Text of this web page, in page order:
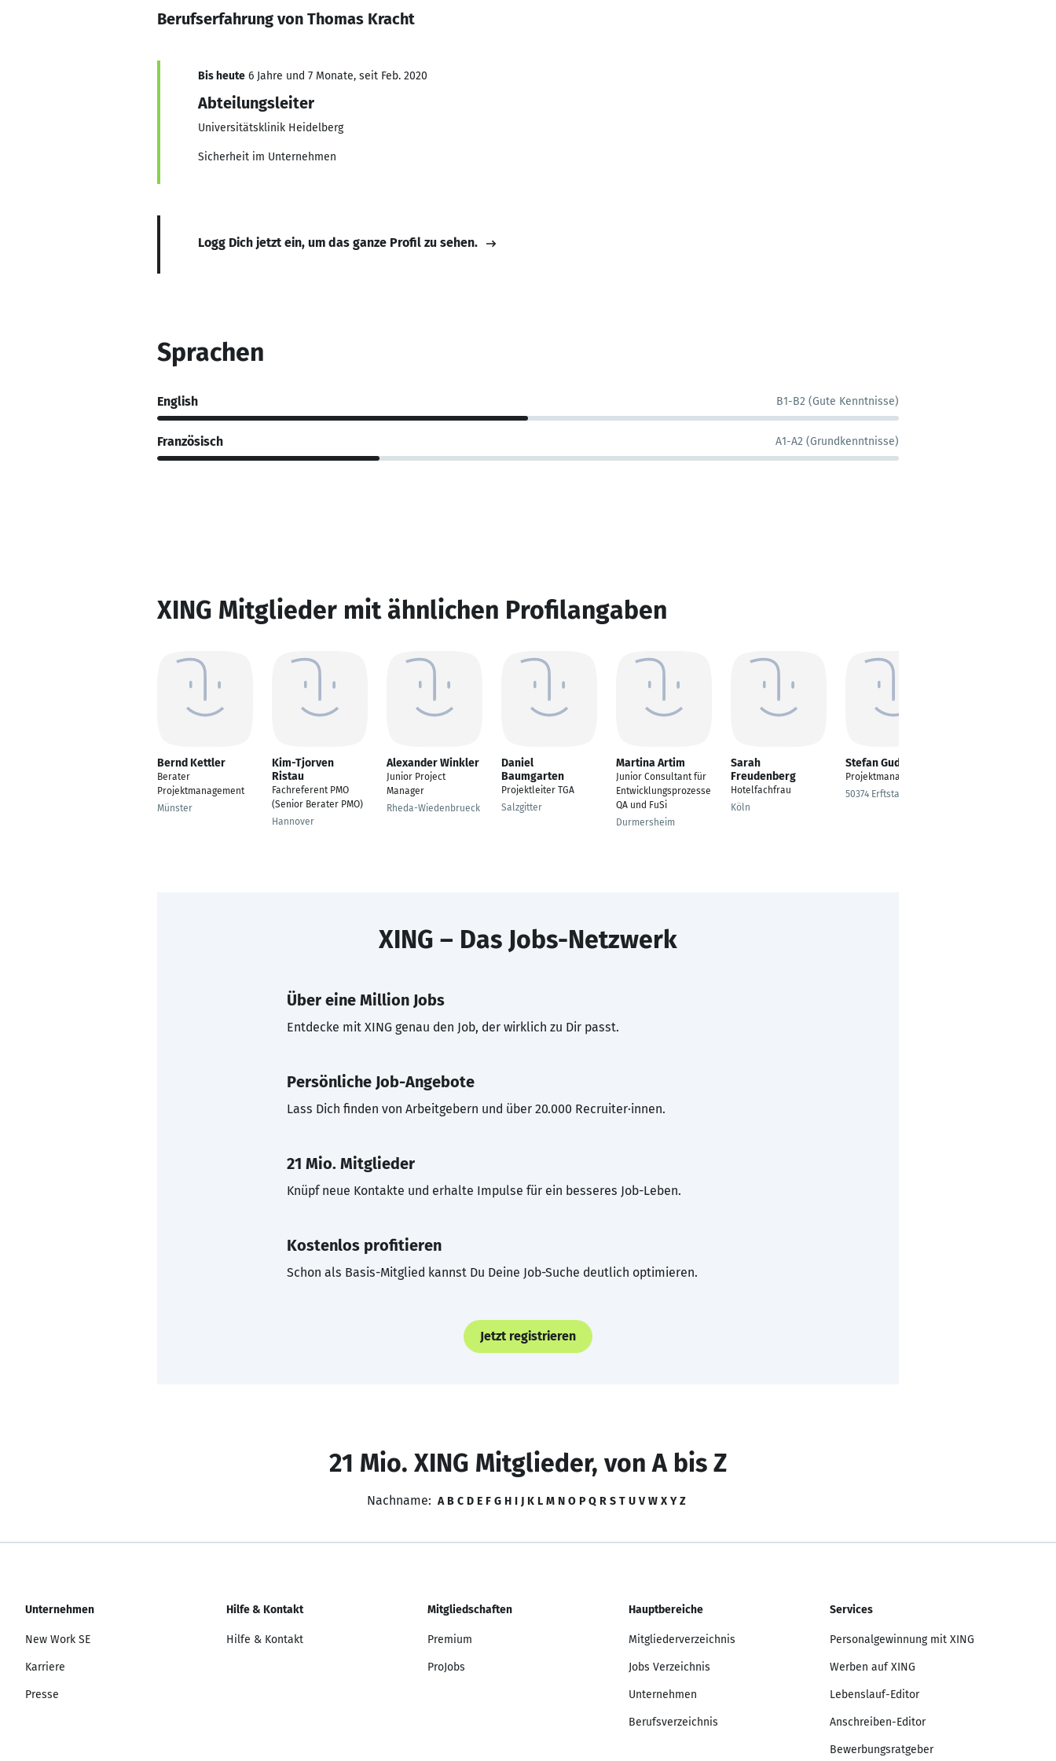
Berufserfahrung von Thomas Kracht
Bis heute 6 Jahre und 7 Monate, seit Feb. 2020
Abteilungsleiter
Universitätsklinik Heidelberg
Sicherheit im Unternehmen
Logg Dich jetzt ein, um das ganze Profil zu sehen.
Sprachen
English B1-B2 (Gute Kenntnisse)
Französisch A1-A2 (Grundkenntnisse)
XING Mitglieder mit ähnlichen Profilangaben
Bernd Kettler
Berater
Projektmanagement
Münster
Kim-Tjorven
Ristau
Fachreferent PMO
(Senior Berater PMO)
Hannover
Alexander Winkler
Junior Project
Manager
Rheda-Wiedenbrueck
Daniel
Baumgarten
Projektleiter TGA
Salzgitter
Martina Artim
Junior Consultant für
Entwicklungsprozesse
QA und FuSi
Durmersheim
Sarah
Freudenberg
Hotelfachfrau
Köln
Stefan Gudauski
Projektmanager
50374 Erftstadt
XING – Das Jobs-Netzwerk
Über eine Million Jobs
Entdecke mit XING genau den Job, der wirklich zu Dir passt.
Persönliche Job-Angebote
Lass Dich finden von Arbeitgebern und über 20.000 Recruiter·innen.
21 Mio. Mitglieder
Knüpf neue Kontakte und erhalte Impulse für ein besseres Job-Leben.
Kostenlos profitieren
Schon als Basis-Mitglied kannst Du Deine Job-Suche deutlich optimieren.
Jetzt registrieren
21 Mio. XING Mitglieder, von A bis Z
Nachname: A B C D E F G H I J K L M N O P Q R S T U V W X Y Z
Unternehmen
New Work SE
Karriere
Presse
Hilfe & Kontakt
Hilfe & Kontakt
Mitgliedschaften
Premium
ProJobs
Hauptbereiche
Mitgliederverzeichnis
Jobs Verzeichnis
Unternehmen
Berufsverzeichnis
Services
Personalgewinnung mit XING
Werben auf XING
Lebenslauf-Editor
Anschreiben-Editor
Bewerbungsratgeber